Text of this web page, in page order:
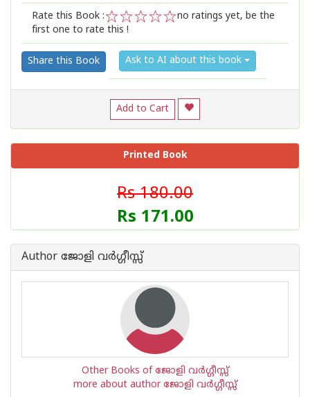
Rate this Book :
2
1
no ratings yet, be the
first one to rate this !
Share this Book Ask to AI about this book
Add to Cart
Printed Book
Rs 180.00
Rs 171.00
Author ജോളി വര്‍ഗ്ഗീസ്സ്
Other Books of ജോളി വര്‍ഗ്ഗീസ്സ്
more about author ജോളി വര്‍ഗ്ഗീസ്സ്